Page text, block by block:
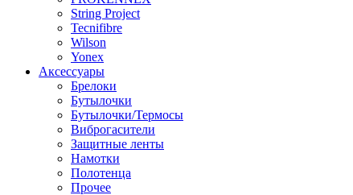
String Project
Tecnifibre
Wilson
Yonex
Аксессуары
Брелоки
Бутылочки
Бутылочки/Термосы
Виброгасители
Защитные ленты
Намотки
Полотенца
Прочее